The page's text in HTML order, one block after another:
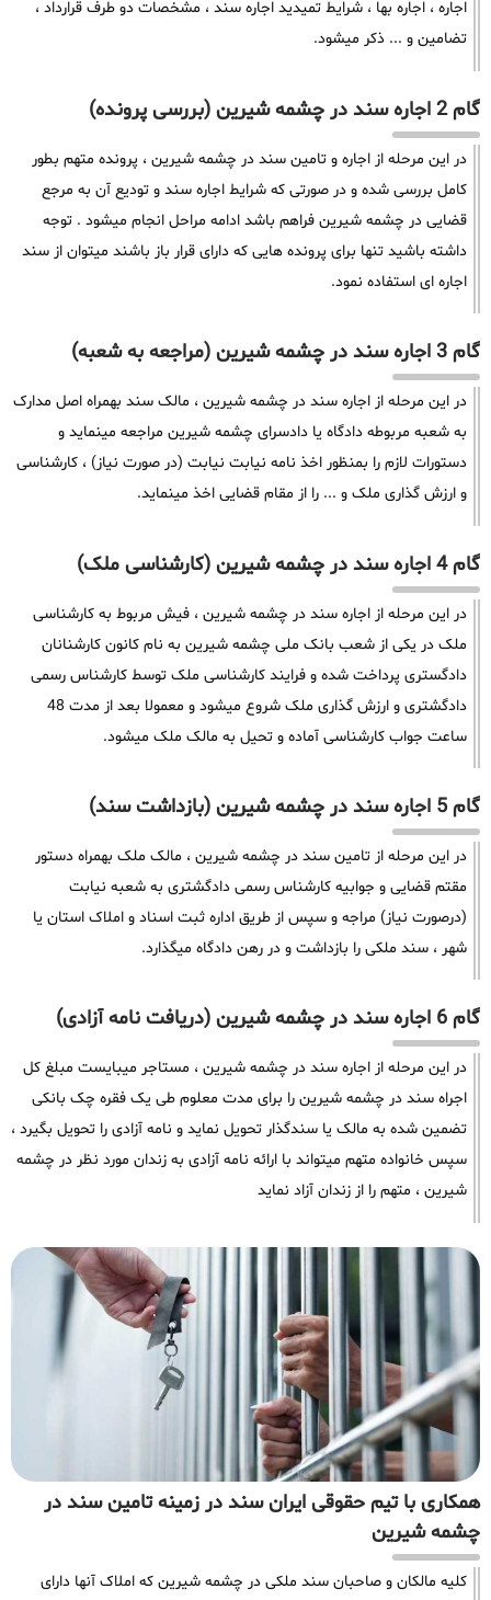
اجاره ، اجاره بها ، شرایط تمیدید اجاره سند ، مشخصات دو طرف قرارداد ،
تضامین و ... ذکر میشود.
گام 2 اجاره سند در چشمه شیرین (بررسی پرونده)
در این مرحله از اجاره و تامین سند در چشمه شیرین ، پرونده متهم بطور
کامل بررسی شده و در صورتی که شرایط اجاره سند و تودیع آن به مرجع
قضایی در چشمه شیرین فراهم باشد ادامه مراحل انجام میشود . توجه
داشته باشید تنها برای پرونده هایی که دارای قرار باز باشند میتوان از سند
اجاره ای استفاده نمود.
گام 3 اجاره سند در چشمه شیرین (مراجعه به شعبه)
در این مرحله از اجاره سند در چشمه شیرین ، مالک سند بهمراه اصل مدارک
به شعبه مربوطه دادگاه یا دادسرای چشمه شیرین مراجعه مینماید و
دستورات لازم را بمنظور اخذ نامه نیابت نیابت (در صورت نیاز) ، کارشناسی
و ارزش گذاری ملک و ... را از مقام قضایی اخذ مینماید.
گام 4 اجاره سند در چشمه شیرین (کارشناسی ملک)
در این مرحله از اجاره سند در چشمه شیرین ، فیش مربوط به کارشناسی
ملک در یکی از شعب بانک ملی چشمه شیرین به نام کانون کارشنانان
دادگستری پرداخت شده و فرایند کارشناسی ملک توسط کارشناس رسمی
ساعت جواب کارشناسی آماده و تحیل به مالک ملک میشود.
گام 5 اجاره سند در چشمه شیرین (بازداشت سند)
در این مرحله از تامین سند در چشمه شیرین ، مالک ملک بهمراه دستور
مقتم قضایی و جوابیه کارشناس رسمی دادگشتری به شعبه نیابت
(درصورت نیاز) مراجه و سپس از طریق اداره ثبت اسناد و املاک استان یا
شهر ، سند ملکی را بازداشت و در رهن دادگاه میگذارد.
گام 6 اجاره سند در چشمه شیرین (دریافت نامه آزادی)
در این مرحله از اجاره سند در چشمه شیرین ، مستاجر میبایست مبلغ کل
اجراه سند در چشمه شیرین را برای مدت معلوم طی یک فقره چک بانکی
تضمین شده به مالک یا سندگذار تحویل نماید و نامه آزادی را تحویل بگیرد ،
سپس خانواده متهم میتواند با ارائه نامه آزادی به زندان مورد نظر در چشمه
شیرین ، متهم را از زندان آزاد نماید
همکاری با تیم حقوقی ایران سند در زمینه تامین سند در
چشمه شیرین
کلیه مالکان و صاحبان سند ملکی در چشمه شیرین که املاک آنها دارای